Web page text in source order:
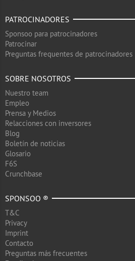
PATROCINADORES
Sponsoo para patrocinadores
Patrocinar
Preguntas frequentes de patrocinadores
SOBRE NOSOTROS
Nuestro team
Empleo
Prensa y Medios
Relacciones con inversores
Blog
Boletín de noticias
Glosario
F6S
Crunchbase
SPONSOO ®
T&C
Privacy
Imprint
Contacto
Preguntas más frecuentes